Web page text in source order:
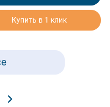
Купить в 1 клик